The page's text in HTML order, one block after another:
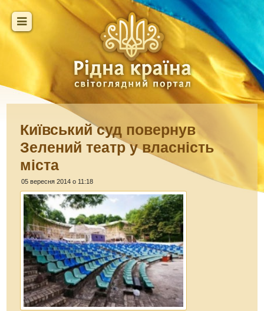
Київський суд повернув
Зелений театр у власність
міста
05 вересня 2014 о 11:18